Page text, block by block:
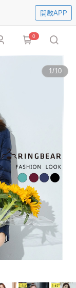
開啟APP
0
1/10